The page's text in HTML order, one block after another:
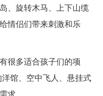
、旋转木马、上下山缆
情侣们带来刺激和乐
很多适合孩子们的项
馆、空中飞人、悬挂式